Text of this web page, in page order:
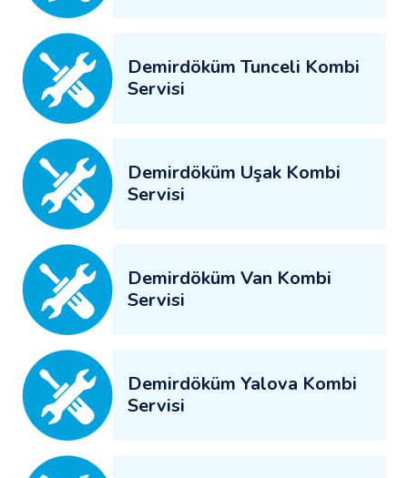
Demirdöküm Tunceli Kombi
Servisi
Demirdöküm Uşak Kombi
Servisi
Demirdöküm Van Kombi
Servisi
Demirdöküm Yalova Kombi
Servisi